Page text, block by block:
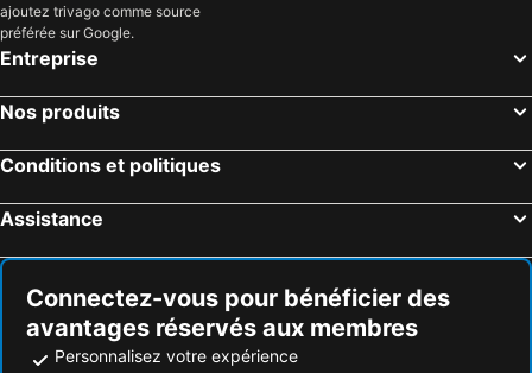
ajoutez trivago comme source
préférée sur Google.
Entreprise
Nos produits
Conditions et politiques
Assistance
Connectez-vous pour bénéficier des
avantages réservés aux membres
Personnalisez votre expérience